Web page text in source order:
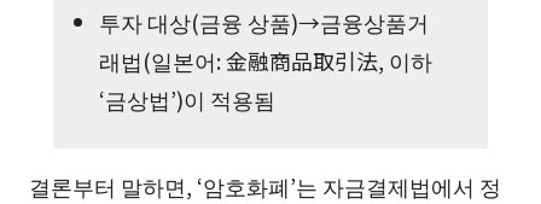
투자 대상(금융 상품)→금융상품거
래법(일본어: 金融商品取引法, 이하
‘금상법’)이 적용됨
결론부터 말하면, ‘암호화폐’는 자금결제법에서 정